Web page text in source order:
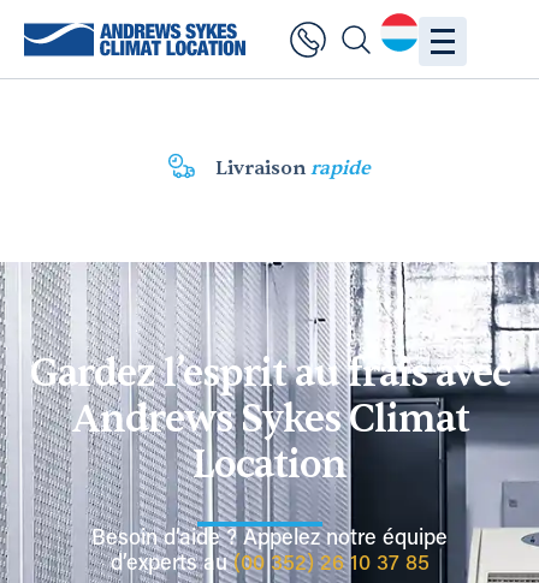
Livraisonrapide
Gardez l’esprit au frais avec
Andrews Sykes Climat
Location
Besoin d’aide ? Appelez notre équipe
d’experts au(00 352) 26 10 37 85